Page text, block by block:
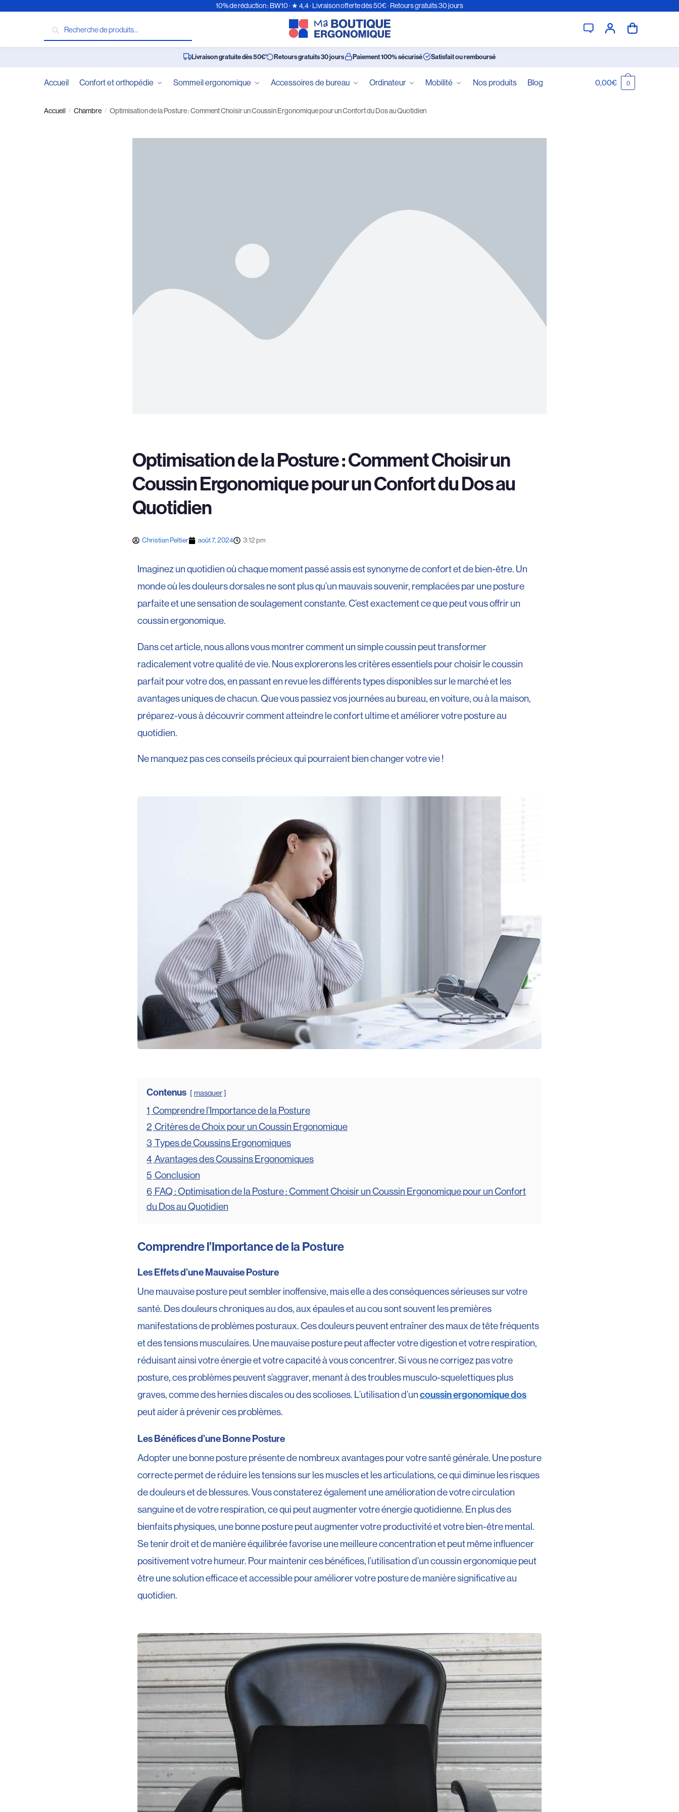
10% de réduction : BW10 · ★ 4,4 · Livraison offerte dès 50€ · Retours gratuits 30 jours
Recherche
Livraison gratuite dès 50€ Retours gratuits 30 jours Paiement 100% sécurisé Satisfait ou remboursé
Accueil Confort et orthopédie Sommeil ergonomique Accessoires de bureau Ordinateur Mobilité Nos produits Blog 0,00€ 0
Accueil / Chambre / Optimisation de la Posture : Comment Choisir un Coussin Ergonomique pour un Confort du Dos au Quotidien
Optimisation de la Posture : Comment Choisir un
Coussin Ergonomique pour un Confort du Dos au
Quotidien
Christian Peltier août 7, 2024 3:12 pm
Imaginez un quotidien où chaque moment passé assis est synonyme de confort et de bien-être. Un
monde où les douleurs dorsales ne sont plus qu’un mauvais souvenir, remplacées par une posture
parfaite et une sensation de soulagement constante. C’est exactement ce que peut vous offrir un
coussin ergonomique.
Dans cet article, nous allons vous montrer comment un simple coussin peut transformer
radicalement votre qualité de vie. Nous explorerons les critères essentiels pour choisir le coussin
parfait pour votre dos, en passant en revue les différents types disponibles sur le marché et les
avantages uniques de chacun. Que vous passiez vos journées au bureau, en voiture, ou à la maison,
préparez-vous à découvrir comment atteindre le confort ultime et améliorer votre posture au
quotidien.
Ne manquez pas ces conseils précieux qui pourraient bien changer votre vie !
Contenus masquer
1 Comprendre l’Importance de la Posture
2 Critères de Choix pour un Coussin Ergonomique
3 Types de Coussins Ergonomiques
4 Avantages des Coussins Ergonomiques
5 Conclusion
6 FAQ : Optimisation de la Posture : Comment Choisir un Coussin Ergonomique pour un Confort
du Dos au Quotidien
Comprendre l’Importance de la Posture
Les Effets d’une Mauvaise Posture
Une mauvaise posture peut sembler inoffensive, mais elle a des conséquences sérieuses sur votre
santé. Des douleurs chroniques au dos, aux épaules et au cou sont souvent les premières
manifestations de problèmes posturaux. Ces douleurs peuvent entraîner des maux de tête fréquents
et des tensions musculaires. Une mauvaise posture peut affecter votre digestion et votre respiration,
réduisant ainsi votre énergie et votre capacité à vous concentrer. Si vous ne corrigez pas votre
posture, ces problèmes peuvent s’aggraver, menant à des troubles musculo-squelettiques plus
graves, comme des hernies discales ou des scolioses. L’utilisation d’uncoussin ergonomique dos
peut aider à prévenir ces problèmes.
Les Bénéfices d’une Bonne Posture
Adopter une bonne posture présente de nombreux avantages pour votre santé générale. Une posture
correcte permet de réduire les tensions sur les muscles et les articulations, ce qui diminue les risques
de douleurs et de blessures. Vous constaterez également une amélioration de votre circulation
sanguine et de votre respiration, ce qui peut augmenter votre énergie quotidienne. En plus des
bienfaits physiques, une bonne posture peut augmenter votre productivité et votre bien-être mental.
Se tenir droit et de manière équilibrée favorise une meilleure concentration et peut même influencer
positivement votre humeur. Pour maintenir ces bénéfices, l’utilisation d’un coussin ergonomique peut
être une solution efficace et accessible pour améliorer votre posture de manière significative au
quotidien.